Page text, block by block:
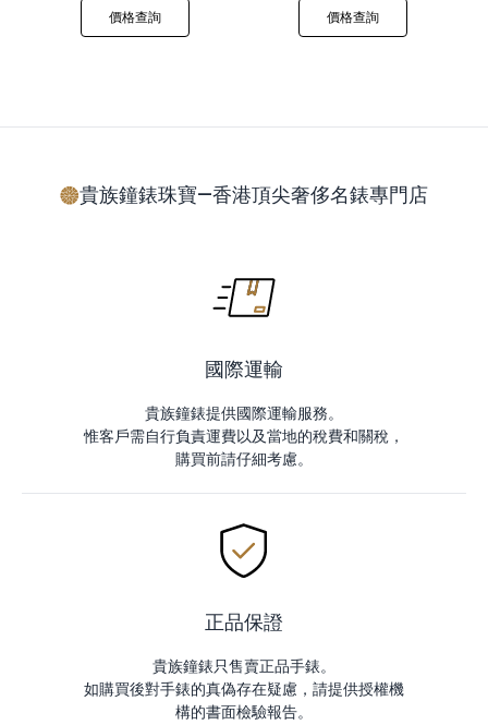
價格查詢 價格查詢
貴族鐘錶珠寶—香港頂尖奢侈名錶專門店
國際運輸
貴族鐘錶提供國際運輸服務。
惟客戶需自行負責運費以及當地的稅費和關稅，
購買前請仔細考慮。
正品保證
貴族鐘錶只售賣正品手錶。
如購買後對手錶的真偽存在疑慮，請提供授權機
構的書面檢驗報告。